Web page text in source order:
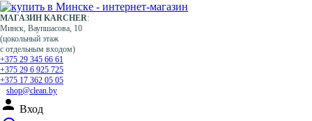
МАГАЗИН KARCHER:
Минск, Ваупшасова, 10
(цокольный этаж
с отдельным входом)
+375 29 345 66 61
+375 29 6 925 725
+375 17 362 05 05
shop@clean.by
person Вход